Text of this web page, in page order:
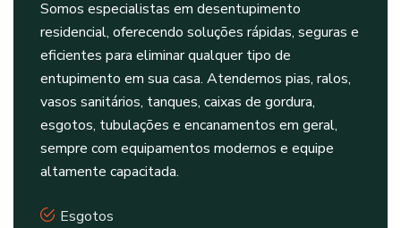
Somos especialistas em desentupimento
residencial, oferecendo soluções rápidas, seguras e
eficientes para eliminar qualquer tipo de
entupimento em sua casa. Atendemos pias, ralos,
vasos sanitários, tanques, caixas de gordura,
esgotos, tubulações e encanamentos em geral,
sempre com equipamentos modernos e equipe
altamente capacitada.
Esgotos